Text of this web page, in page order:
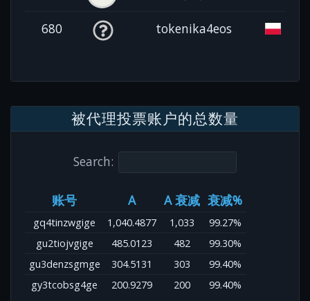
680 tokenika4eos
被代理投票账户的总数量
Search:
账号 A A 衰减 衰减%
gq4tinzwgige 1,040.4877 1,033
99.27%
gu2tiojvgige
485.0123 482
99.30%
gu3denzsgmge
304.5131 303
99.40%
gy3tcobsg4ge
200.9279 200 99.40%